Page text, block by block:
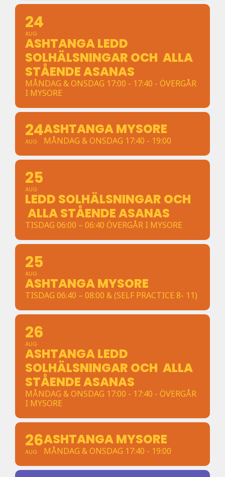
24
AUG
ASHTANGA LEDD
SOLHÄLSNINGAR OCH ALLA
STÅENDE ASANAS
MÅNDAG & ONSDAG 17:00 - 17:40 - ÖVERGÅR
I MYSORE
24
AUG
ASHTANGA MYSORE
MÅNDAG & ONSDAG 17:40 - 19:00
25
AUG
LEDD SOLHÄLSNINGAR OCH
ALLA STÅENDE ASANAS
TISDAG 06:00 – 06:40 ÖVERGÅR I MYSORE
25
AUG
ASHTANGA MYSORE
TISDAG 06:40 – 08:00 & (SELF PRACTICE 8- 11)
26
AUG
ASHTANGA LEDD
SOLHÄLSNINGAR OCH ALLA
STÅENDE ASANAS
MÅNDAG & ONSDAG 17:00 - 17:40 - ÖVERGÅR
I MYSORE
26
AUG
ASHTANGA MYSORE
MÅNDAG & ONSDAG 17:40 - 19:00